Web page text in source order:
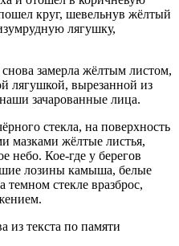
круг, шевельнув жёлтый
лягушку,
замерла жёлтым листом,
лягушкой, вырезанной из
зачарованные лица.
стекла, на поверхность
мазками жёлтые листья,
небо. Кое-где у берегов
лозины камыша, белые
стекле вразброс,
из текста по памяти